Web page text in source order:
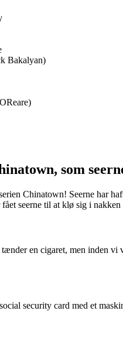
Bakalyan)
som
Chinatown! Seerne har
seerne til at klø sig i
en cigaret, men inden
security card med et